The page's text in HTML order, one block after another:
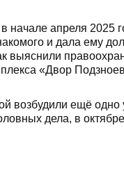
апреля 2025
и дала ему
выяснили
«Двор
возбудили ещё
дела, в